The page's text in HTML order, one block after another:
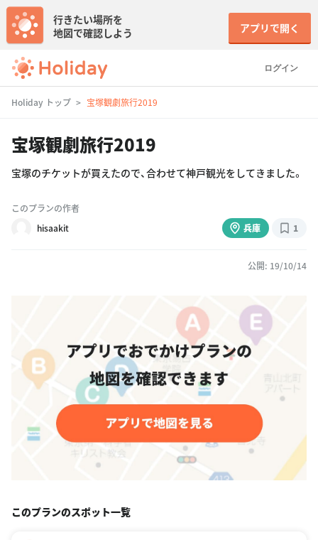
ログイン
行きたい場所を
地図で確認しよう
アプリで開く
Holiday トップ 宝塚観劇旅行2019
宝塚観劇旅行2019
宝塚のチケットが買えたので、合わせて神戸観光をしてきました。
このプランの作者
hisaakit
兵庫 1
公開: 19/10/14
このプランのスポット一覧